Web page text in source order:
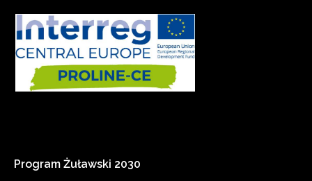
Program Żuławski 2030